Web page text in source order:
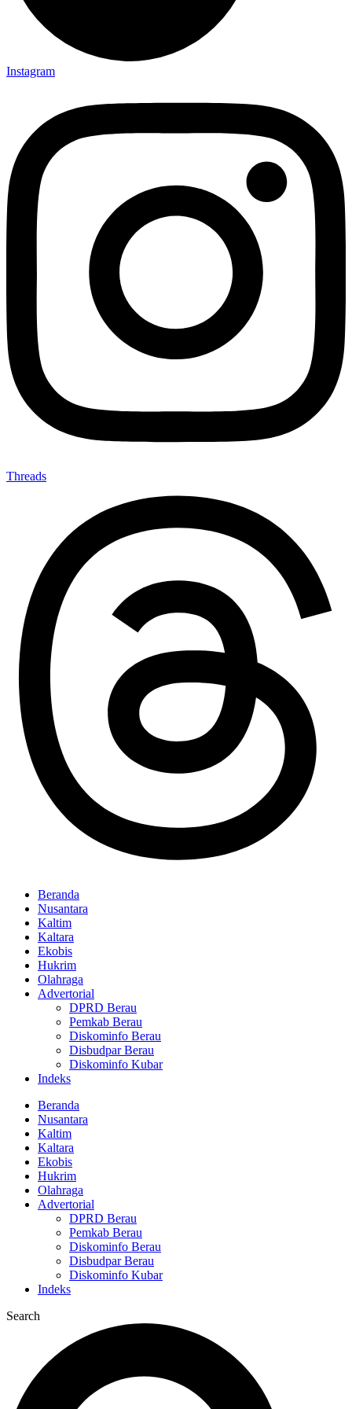
Instagram
Threads
Beranda
Nusantara
Kaltim
Kaltara
Ekobis
Hukrim
Olahraga
Advertorial
DPRD Berau
Pemkab Berau
Diskominfo Berau
Disbudpar Berau
Diskominfo Kubar
Indeks
Beranda
Nusantara
Kaltim
Kaltara
Ekobis
Hukrim
Olahraga
Advertorial
DPRD Berau
Pemkab Berau
Diskominfo Berau
Disbudpar Berau
Diskominfo Kubar
Indeks
Search